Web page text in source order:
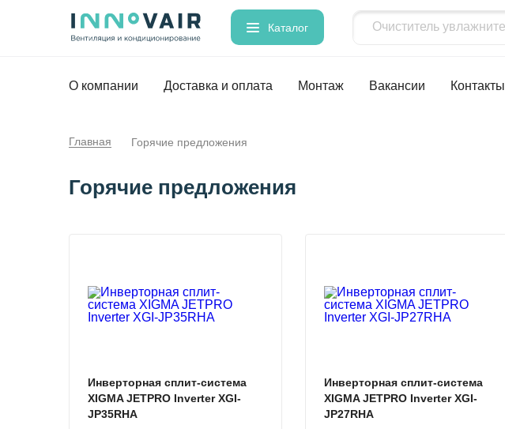
Каталог
О компании Доставка и оплата Монтаж Вакансии Контакты
Главная Горячие предложения
Горячие предложения
Инверторная сплит-система
XIGMA JETPRO Inverter XGI-
JP35RHA
Инверторная сплит-система
XIGMA JETPRO Inverter XGI-
JP27RHA